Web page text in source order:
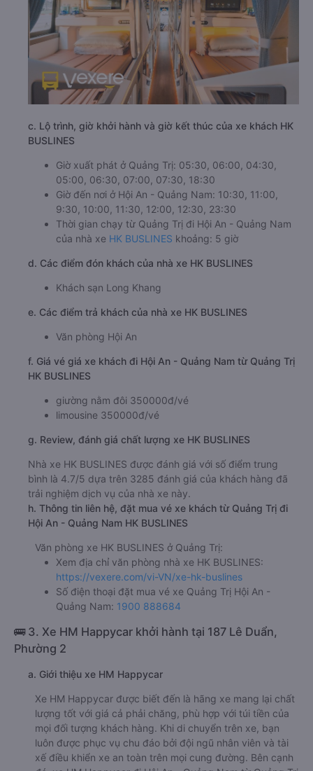
c. Lộ trình, giờ khởi hành và giờ kết thúc của xe khách HK
BUSLINES
Giờ xuất phát ở Quảng Trị: 05:30, 06:00, 04:30,
05:00, 06:30, 07:00, 07:30, 18:30
Giờ đến nơi ở Hội An - Quảng Nam: 10:30, 11:00,
9:30, 10:00, 11:30, 12:00, 12:30, 23:30
Thời gian chạy từ Quảng Trị đi Hội An - Quảng Nam
của nhà xe HK BUSLINES khoảng: 5 giờ
d. Các điểm đón khách của nhà xe HK BUSLINES
Khách sạn Long Khang
e. Các điểm trả khách của nhà xe HK BUSLINES
Văn phòng Hội An
f. Giá vé giá xe khách đi Hội An - Quảng Nam từ Quảng Trị
HK BUSLINES
giường nằm đôi 350000đ/vé
limousine 350000đ/vé
g. Review, đánh giá chất lượng xe HK BUSLINES
Nhà xe HK BUSLINES được đánh giá với số điểm trung
bình là 4.7/5 dựa trên 3285 đánh giá của khách hàng đã
trải nghiệm dịch vụ của nhà xe này.
h. Thông tin liên hệ, đặt mua vé xe khách từ Quảng Trị đi
Hội An - Quảng Nam HK BUSLINES
Văn phòng xe HK BUSLINES ở Quảng Trị:
Xem địa chỉ văn phòng nhà xe HK BUSLINES:
https://vexere.com/vi-VN/xe-hk-buslines
Số điện thoại đặt mua vé xe Quảng Trị Hội An -
Quảng Nam: 1900 888684
🚌 3. Xe HM Happycar khởi hành tại 187 Lê Duẩn,
Phường 2
a. Giới thiệu xe HM Happycar
Xe HM Happycar được biết đến là hãng xe mang lại chất
lượng tốt với giá cả phải chăng, phù hợp với túi tiền của
mọi đối tượng khách hàng. Khi di chuyển trên xe, bạn
luôn được phục vụ chu đáo bởi đội ngũ nhân viên và tài
xế điều khiển xe an toàn trên mọi cung đường. Bên cạnh